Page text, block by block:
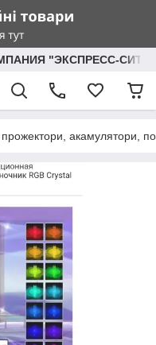
"ЭКСПРЕСС-СИТИ"
прожектори, акамулятори,